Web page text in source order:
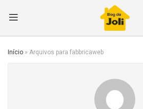
Início » Arquivos para fabbricaweb